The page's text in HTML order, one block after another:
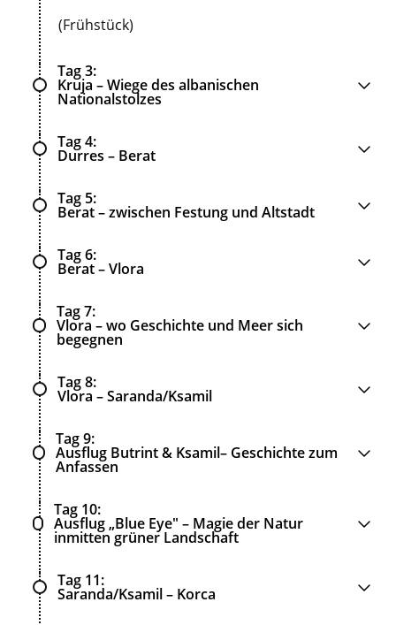
(Frühstück)
Tag 3
Kruja – Wiege des albanischen
Nationalstolzes
Tag 4
Durres – Berat
Tag 5
Berat – zwischen Festung und Altstadt
Tag 6
Berat – Vlora
Tag 7
Vlora – wo Geschichte und Meer sich
begegnen
Tag 8
Vlora – Saranda/Ksamil
Tag 9
Ausflug Butrint & Ksamil– Geschichte zum
Anfassen
Tag 10
Ausflug „Blue Eye" – Magie der Natur
inmitten grüner Landschaft
Tag 11
Saranda/Ksamil – Korca